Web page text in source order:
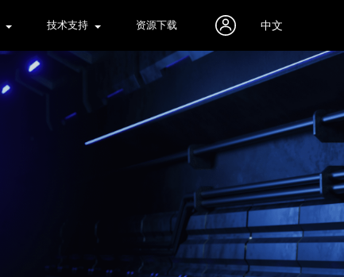
技术支持 资源下载 中文